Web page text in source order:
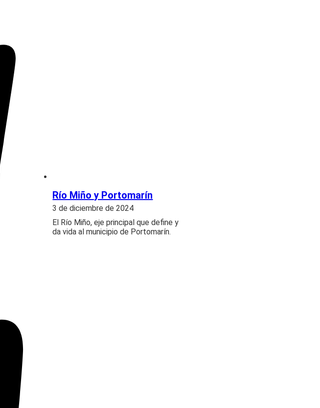
Río Miño y Portomarín
3 de diciembre de 2024
El Río Miño, eje principal que define y
da vida al municipio de Portomarín.